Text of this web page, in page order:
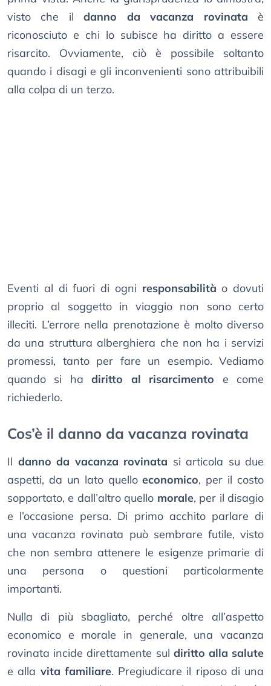
visto che ildanno da vacanza rovinata è
riconosciuto e chi lo subisce ha diritto a essere
risarcito. Ovviamente, ciò è possibile soltanto
quando i disagi e gli inconvenienti sono attribuibili
alla colpa di un terzo.
Eventi al di fuori di ogni responsabilità o dovuti
proprio al soggetto in viaggio non sono certo
illeciti. L’errore nella prenotazione è molto diverso
da una struttura alberghiera che non ha i servizi
promessi, tanto per fare un esempio. Vediamo
quando si hadiritto al risarcimento e come
richiederlo.
Cos’è il danno da vacanza rovinata
Il danno da vacanza rovinata si articola su due
aspetti, da un lato quelloeconomico, per il costo
sopportato, e dall’altro quello morale, per il disagio
e l’occasione persa. Di primo acchito parlare di
una vacanza rovinata può sembrare futile, visto
che non sembra attenere le esigenze primarie di
una persona o questioni particolarmente
importanti.
Nulla di più sbagliato, perché oltre all’aspetto
economico e morale in generale, una vacanza
rovinata incide direttamente sul diritto alla salute
e alla vita familiare. Pregiudicare il riposo di una